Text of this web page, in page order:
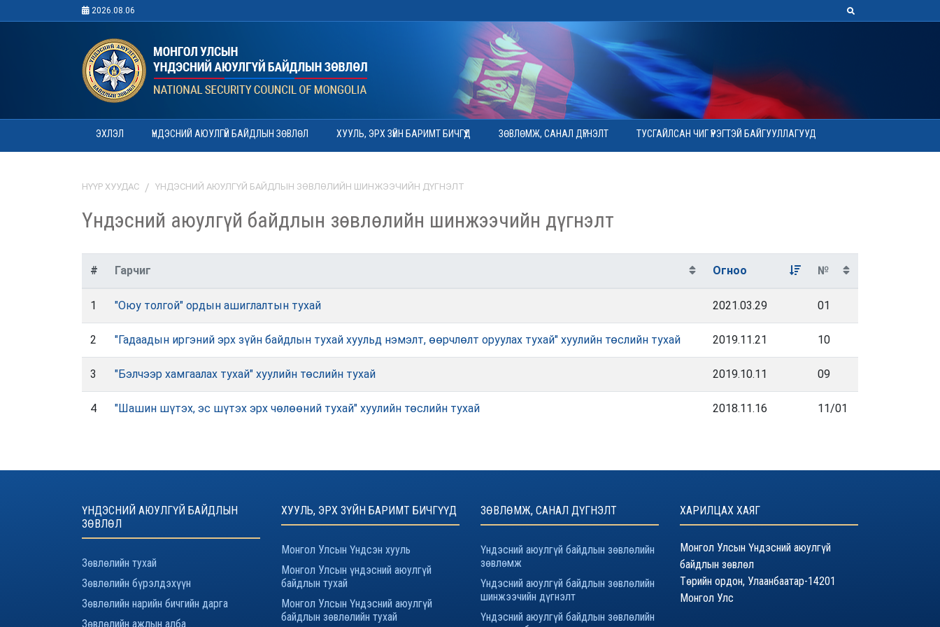
2026.08.06
ЭХЛЭЛ ҮНДЭСНИЙ АЮУЛГҮЙ БАЙДЛЫН ЗӨВЛӨЛ ХУУЛЬ, ЭРХ ЗҮЙН БАРИМТ БИЧГҮҮД ЗӨВЛӨМЖ, САНАЛ ДҮГНЭЛТ ТУСГАЙЛСАН ЧИГ ҮҮРЭГТЭЙ БАЙГУУЛЛАГУУД
НҮҮР ХУУДАС ҮНДЭСНИЙ АЮУЛГҮЙ БАЙДЛЫН ЗӨВЛӨЛИЙН ШИНЖЭЭЧИЙН ДҮГНЭЛТ
Үндэсний аюулгүй байдлын зөвлөлийн шинжээчийн дүгнэлт
# Гарчиг Огноо №
1 "Оюу толгой" ордын ашиглалтын тухай 2021.03.29 01
2 "Гадаадын иргэний эрх зүйн байдлын тухай хуульд нэмэлт, өөрчлөлт оруулах тухай" хуулийн төслийн тухай 2019.11.21 10
3 "Бэлчээр хамгаалах тухай" хуулийн төслийн тухай 2019.10.11 09
4 "Шашин шүтэх, эс шүтэх эрх чөлөөний тухай" хуулийн төслийн тухай 2018.11.16 11/01
ҮНДЭСНИЙ АЮУЛГҮЙ БАЙДЛЫН
ЗӨВЛӨЛ
Зөвлөлийн тухай
Зөвлөлийн бүрэлдэхүүн
Зөвлөлийн нарийн бичгийн дарга
Зөвлөлийн ажлын алба
ХУУЛЬ, ЭРХ ЗҮЙН БАРИМТ БИЧГҮҮД
Монгол Улсын Үндсэн хууль
Монгол Улсын үндэсний аюулгүй
байдлын тухай
Монгол Улсын Үндэсний аюулгүй
байдлын зөвлөлийн тухай
ЗӨВЛӨМЖ, САНАЛ ДҮГНЭЛТ
Үндэсний аюулгүй байдлын зөвлөлийн
зөвлөмж
Үндэсний аюулгүй байдлын зөвлөлийн
шинжээчийн дүгнэлт
Үндэсний аюулгүй байдлын зөвлөлийн
ХАРИЛЦАХ ХАЯГ
Монгол Улсын Үндэсний аюулгүй
байдлын зөвлөл
Төрийн ордон, Улаанбаатар-14201
Монгол Улс